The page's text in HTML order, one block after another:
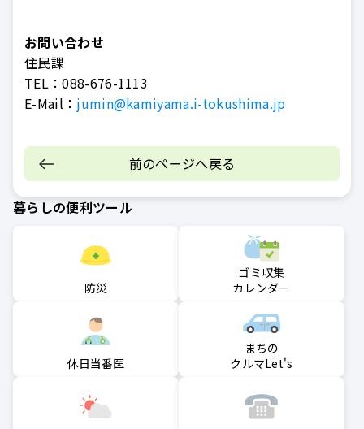
お問い合わせ
住民課
TEL：088-676-1113
E-Mail： jumin@kamiyama.i-tokushima.jp
前のページへ戻る
暮らしの便利ツール
防災
ゴミ収集
カレンダー
休日当番医
まちの
クルマLet's